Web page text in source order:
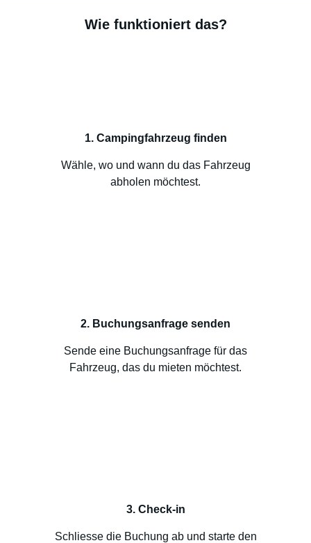
Wie funktioniert das?
1. Campingfahrzeug finden
Wähle, wo und wann du das Fahrzeug
abholen möchtest.
2. Buchungsanfrage senden
Sende eine Buchungsanfrage für das
Fahrzeug, das du mieten möchtest.
3. Check-in
Schliesse die Buchung ab und starte den